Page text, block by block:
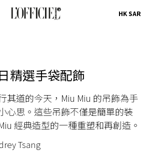
HK SAR
精選手袋配飾
其道的今天， Miu Miu 的吊飾為手
心思。這些吊飾不僅是簡單的裝
經典造型的一種重塑和再創造。
Tsang